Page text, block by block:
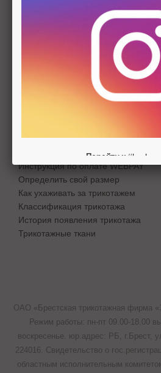
Брестская фирма женской
Информация об оплате
Информация о доставке
Политика конфиденциальности
Полезные статьи
Инструкция по оплате WEBPAY
Определить свой размер
Как ухаживать за трикотажем
Классификация трикотажа
История появления трикотажа
Трикотажные ткани
ОАО «Брестская трикотажная фирма
Режим работы: пн-пт 09.00-18.00
воскресенье. юр.адрес: РБ, г.Брест,
224016. Свидетельство о
областным исполнительным
Перейти к